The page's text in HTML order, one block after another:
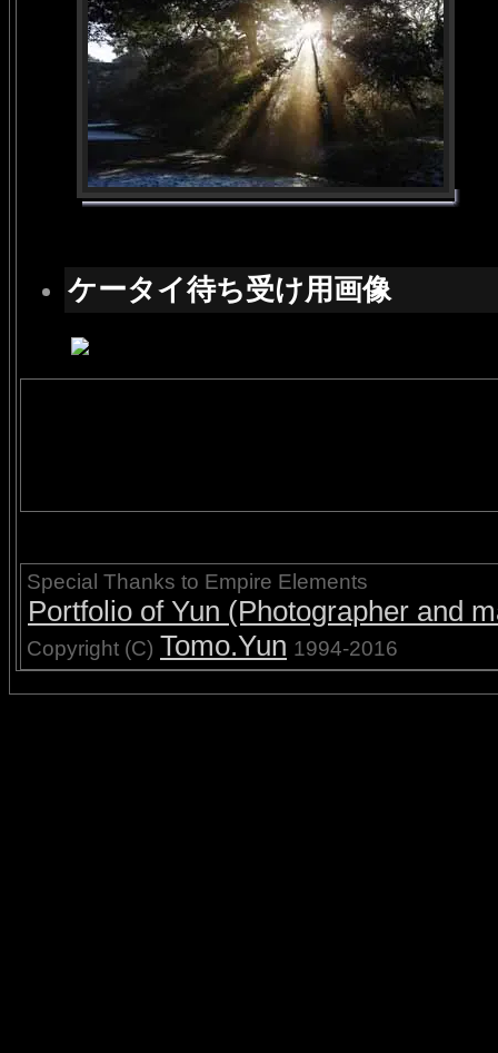
ケータイ待ち受け用画像
Special Thanks to Empire Elements
Portfolio of Yun (Photographer and
Copyright (C) Tomo.Yun 1994-2016